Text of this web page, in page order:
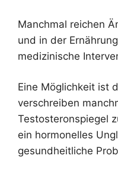
Manchmal reichen
und in der
medizinische
Eine Möglichkeit ist
verschreiben
Testosteronspiegel
ein hormonelles
gesundheitliche